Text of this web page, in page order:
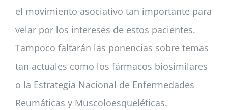
el movimiento asociativo tan importante para
velar por los intereses de estos pacientes.
Tampoco faltarán las ponencias sobre temas
tan actuales como los fármacos biosimilares
o la Estrategia Nacional de Enfermedades
Reumáticas y Muscoloesqueléticas.